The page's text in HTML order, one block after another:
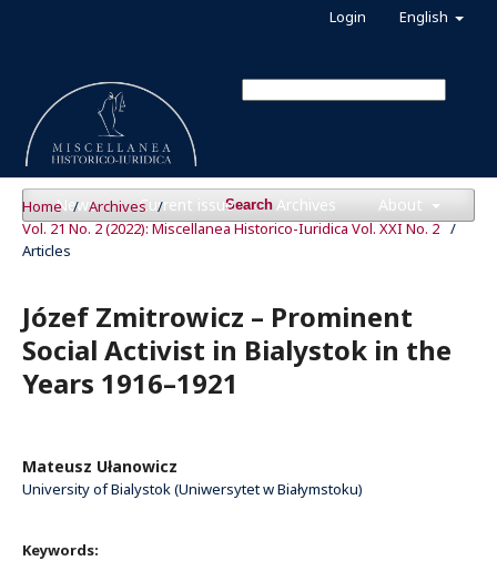
News Current issue Archives About
Search
English
Login
Home / Archives /
Vol. 21 No. 2 (2022): Miscellanea Historico-Iuridica Vol. XXI No. 2 /
Articles
Józef Zmitrowicz – Prominent
Social Activist in Bialystok in the
Years 1916–1921
Mateusz Ułanowicz
University of Bialystok (Uniwersytet w Białymstoku)
Keywords: